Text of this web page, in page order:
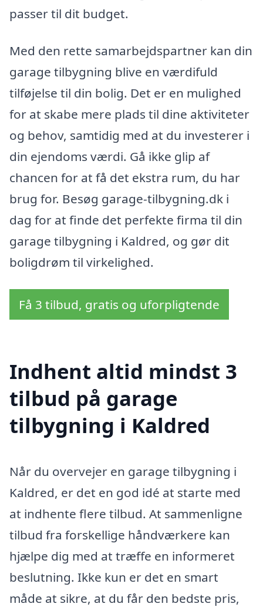
passer til dit budget.
Med den rette samarbejdspartner kan din
garage tilbygning blive en værdifuld
tilføjelse til din bolig. Det er en mulighed
for at skabe mere plads til dine aktiviteter
og behov, samtidig med at du investerer i
din ejendoms værdi. Gå ikke glip af
chancen for at få det ekstra rum, du har
brug for. Besøg garage-tilbygning.dk i
dag for at finde det perfekte firma til din
garage tilbygning i Kaldred, og gør dit
boligdrøm til virkelighed.
Få 3 tilbud, gratis og uforpligtende
Indhent altid mindst 3
tilbud på garage
tilbygning i Kaldred
Når du overvejer en garage tilbygning i
Kaldred, er det en god idé at starte med
at indhente flere tilbud. At sammenligne
tilbud fra forskellige håndværkere kan
hjælpe dig med at træffe en informeret
beslutning. Ikke kun er det en smart
måde at sikre, at du får den bedste pris,